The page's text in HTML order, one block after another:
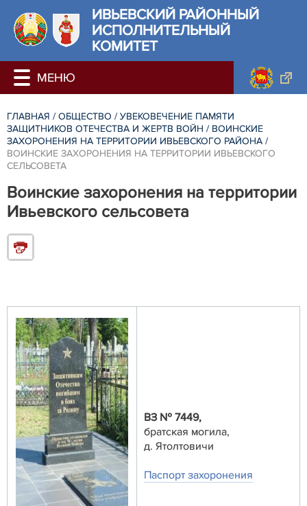
ИВЬЕВСКИЙ РАЙОННЫЙ
ИСПОЛНИТЕЛЬНЫЙ
КОМИТЕТ
ГЛАВНАЯ / ОБЩЕСТВО / УВЕКОВЕЧЕНИЕ ПАМЯТИ
ЗАЩИТНИКОВ ОТЕЧЕСТВА И ЖЕРТВ ВОЙН / ВОИНСКИЕ
ЗАХОРОНЕНИЯ НА ТЕРРИТОРИИ ИВЬЕВСКОГО РАЙОНА /
ВОИНСКИЕ ЗАХОРОНЕНИЯ НА ТЕРРИТОРИИ ИВЬЕВСКОГО
СЕЛЬСОВЕТА
Воинские захоронения на территории
Ивьевского сельсовета
ВЗ № 7449,
братская могила,
д. Ятолтовичи
Паспорт захоронения